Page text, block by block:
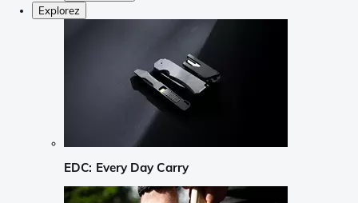
Explorez
EDC: Every Day Carry